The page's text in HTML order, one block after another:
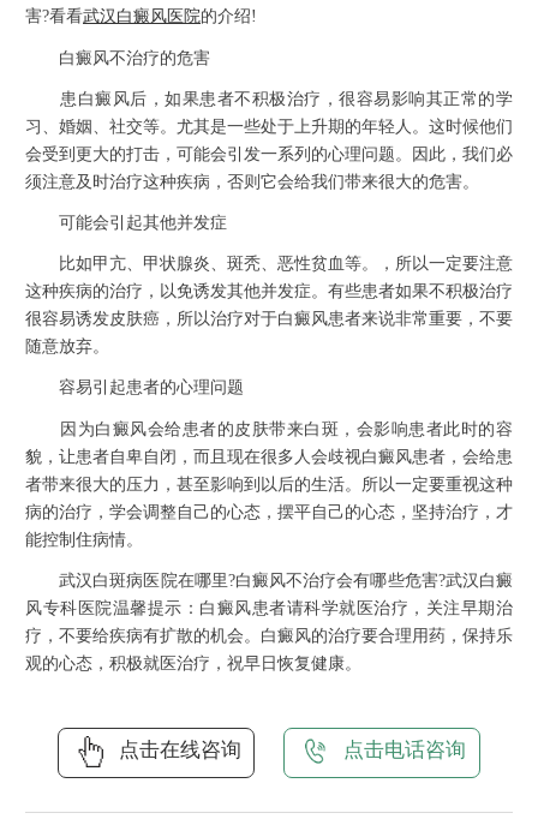
害?看看武汉白癜风医院的介绍!
白癜风不治疗的危害
患白癜风后，如果患者不积极治疗，很容易影响其正常的学
习、婚姻、社交等。尤其是一些处于上升期的年轻人。这时候他们
会受到更大的打击，可能会引发一系列的心理问题。因此，我们必
须注意及时治疗这种疾病，否则它会给我们带来很大的危害。
可能会引起其他并发症
比如甲亢、甲状腺炎、斑秃、恶性贫血等。，所以一定要注意
这种疾病的治疗，以免诱发其他并发症。有些患者如果不积极治疗
很容易诱发皮肤癌，所以治疗对于白癜风患者来说非常重要，不要
随意放弃。
容易引起患者的心理问题
因为白癜风会给患者的皮肤带来白斑，会影响患者此时的容
貌，让患者自卑自闭，而且现在很多人会歧视白癜风患者，会给患
者带来很大的压力，甚至影响到以后的生活。所以一定要重视这种
病的治疗，学会调整自己的心态，摆平自己的心态，坚持治疗，才
能控制住病情。
武汉白斑病医院在哪里?白癜风不治疗会有哪些危害?武汉白癜
风专科医院温馨提示：白癜风患者请科学就医治疗，关注早期治
疗，不要给疾病有扩散的机会。白癜风的治疗要合理用药，保持乐
观的心态，积极就医治疗，祝早日恢复健康。
点击在线咨询 点击电话咨询